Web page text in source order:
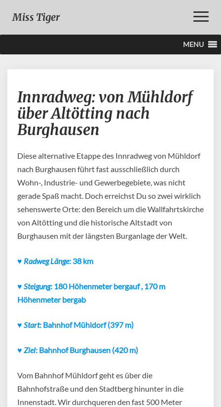
Toggle
Miss Tiger
MENU
von
Mühldorf
über
Innradweg: von Mühldorf
über Altötting nach
Burghausen
Diese alternative Etappe des Innradweg von Mühldorf
nach Burghausen führt fast ausschließlich durch
Wohn-, Industrie- und Gewerbegebiete, was nicht
gerade Spaß macht. Doch erreichst Du so zwei wirklich
sehenswerte Orte: den Bereich um die Wallfahrtskirche
von Altötting und die historische Altstadt von
Burghausen mit der längsten Burganlage der Welt.
♥ Radweg Länge: 38 km
♥ Steigung: 180 Höhenmeter bergauf , 170 m
Höhenmeter bergab
♥ Start: BahnhofMühldorf (397 m)
♥ Ziel: Bahnhof Burghausen (420 m)
Vom Bahnhof Mühldorf geht es über die
Bahnhofstraße und den Stadtberg hinunter in die
Innenstadt. Wir durchqueren den fast 500 Meter